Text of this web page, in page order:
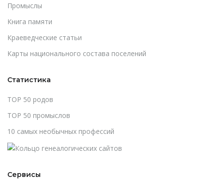
Промыслы
Книга памяти
Краеведческие статьи
Карты национального состава поселений
Статистика
TOP 50 родов
TOP 50 промыслов
10 самых необычных профессий
Сервисы